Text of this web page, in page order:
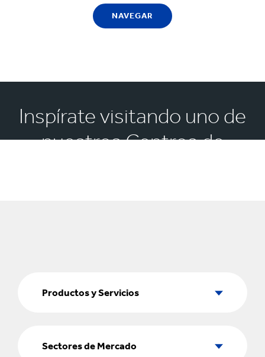
NAVEGAR
Inspírate visitando uno de
nuestros Centros de
Productos y Servicios
Sectores de Mercado